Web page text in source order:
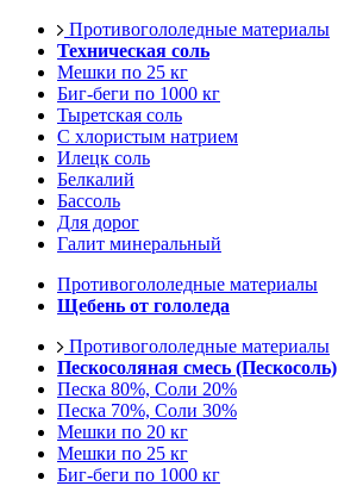
Противогололедные материалы
Техническая соль
Мешки по 25 кг
Биг-беги по 1000 кг
Тыретская соль
С хлористым натрием
Илецк соль
Белкалий
Бассоль
Для дорог
Галит минеральный
Противогололедные материалы
Щебень от гололеда
Противогололедные материалы
Пескосоляная смесь (Пескосоль)
Песка 80%, Соли 20%
Песка 70%, Соли 30%
Мешки по 20 кг
Мешки по 25 кг
Биг-беги по 1000 кг